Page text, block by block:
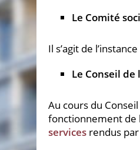
Le Comité
Il s’agit de
Le Conseil de
Au cours du
fonctionnement de
services rendus